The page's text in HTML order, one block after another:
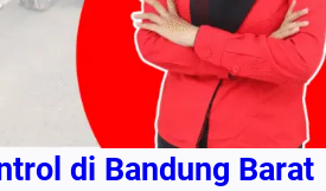
di Bandung Barat